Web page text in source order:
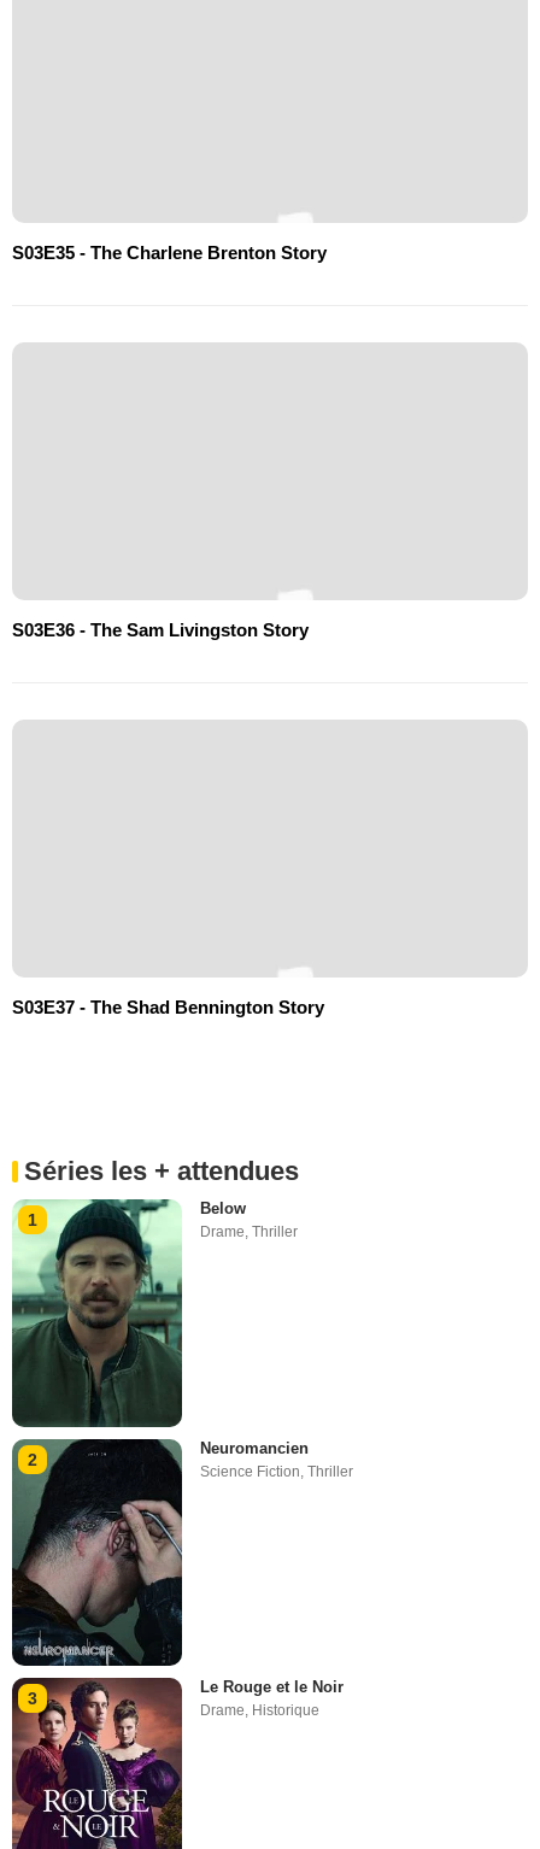
S03E35 - The Charlene Brenton Story
S03E36 - The Sam Livingston Story
S03E37 - The Shad Bennington Story
Séries les + attendues
1
Below
Drame,Thriller
2
Neuromancien
Science Fiction ,Thriller
3
Le Rouge et le Noir
Drame, Historique